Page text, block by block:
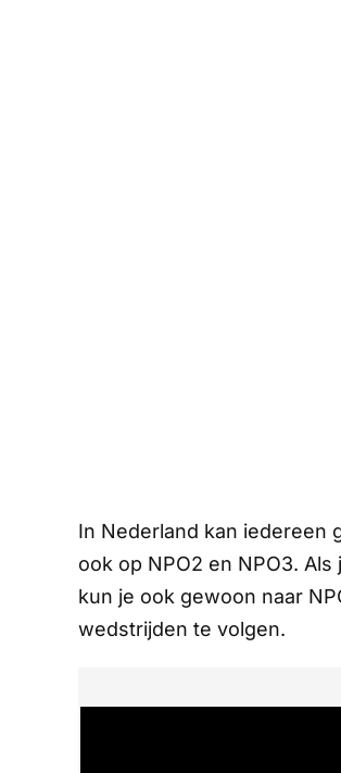
In Nederland kan iedereen
ook op NPO2 en NPO3.
kun je ook gewoon naar
wedstrijden te volgen.